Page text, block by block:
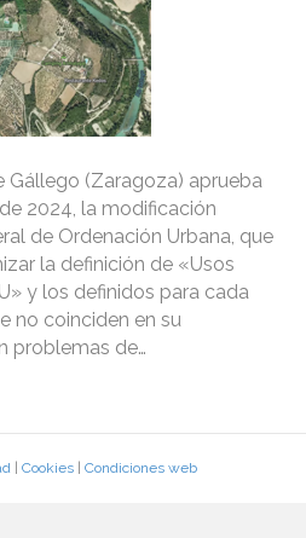
Gállego (Zaragoza) aprueba
2024, la modificación
de Ordenación Urbana, que
la definición de «Usos
y los definidos para cada
no coinciden en su
problemas de…
| Cookies| Condiciones web